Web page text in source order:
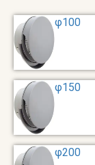
φ100
φ150
φ200